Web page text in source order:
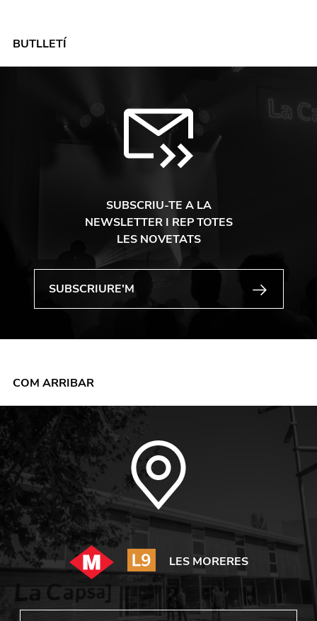
BUTLLETÍ
SUBSCRIU-TE A LA
NEWSLETTER I REP TOTES
LES NOVETATS
COM ARRIBAR
LES MORERES